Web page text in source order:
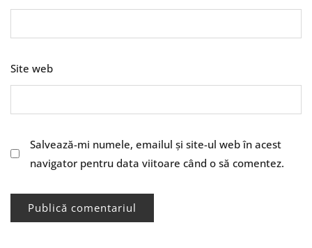
Site web
Salvează-mi numele, emailul și site-ul web în acest
navigator pentru data viitoare când o să comentez.